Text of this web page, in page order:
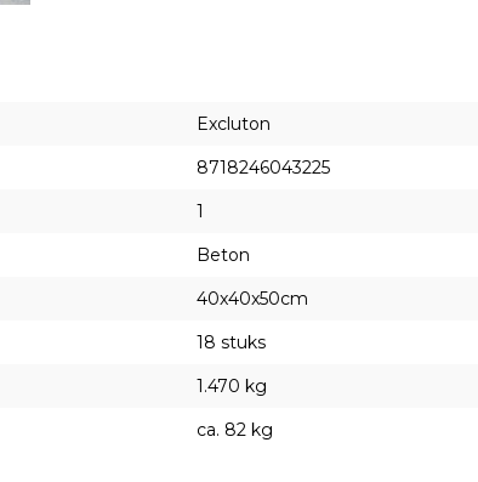
Excluton
8718246043225
1
Beton
40x40x50cm
18 stuks
1.470 kg
ca. 82 kg